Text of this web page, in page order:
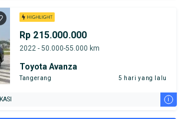
Rp 215.000.000
2022 - 50.000-55.000 km
Toyota Avanza
Tangerang 5 hari yang lalu
i